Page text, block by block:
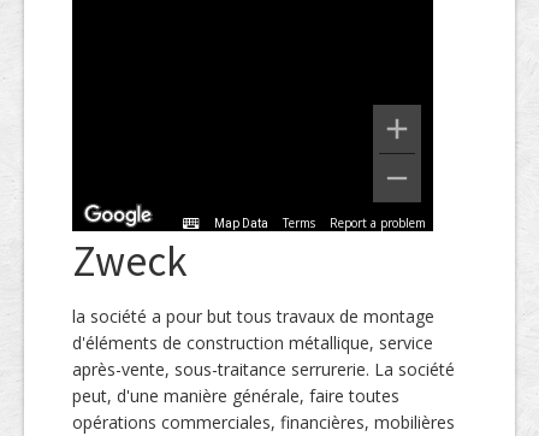
Map Data Terms Report a problem
Zweck
la société a pour but tous travaux de montage
d'éléments de construction métallique, service
après-vente, sous-traitance serrurerie. La société
peut, d'une manière générale, faire toutes
opérations commerciales, financières, mobilières